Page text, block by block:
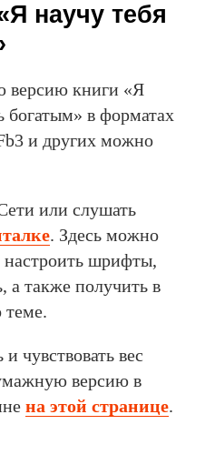
научу тебя
версию книги «Я
богатым» в форматах
и других можно
или слушать
. Здесь можно
настроить шрифты,
а также получить в
теме.
чувствовать вес
версию в
на этой странице.